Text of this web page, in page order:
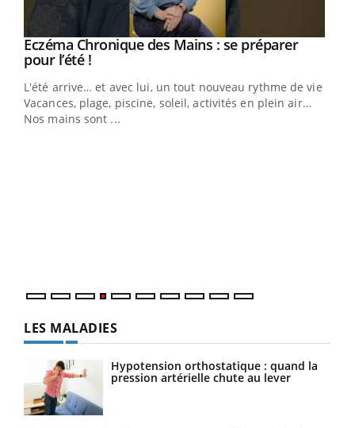
Youtube
Eczéma Chronique des Mains : se préparer
pour l’été !Youtube
L'été arrive… et avec lui, un tout nouveau rythme de vie !
Vacances, plage, piscine, soleil, activités en plein air…
Nos mains sont ...
LES MALADIES
Hypotension orthostatique : quand la
pression artérielle chute au lever